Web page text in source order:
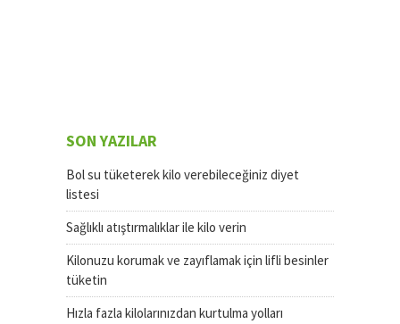
SON YAZILAR
Bol su tüketerek kilo verebileceğiniz diyet
listesi
Sağlıklı atıştırmalıklar ile kilo verin
Kilonuzu korumak ve zayıflamak için lifli besinler
tüketin
Hızla fazla kilolarınızdan kurtulma yolları